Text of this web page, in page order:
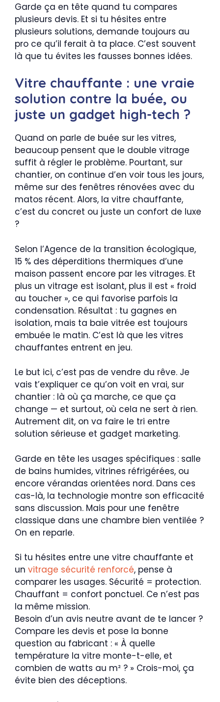
Garde ça en tête quand tu compares
plusieurs devis. Et si tu hésites entre
plusieurs solutions, demande toujours au
pro ce qu’il ferait à ta place. C’est souvent
là que tu évites les fausses bonnes idées.
Vitre chauffante : une vraie
solution contre la buée, ou
juste un gadget high-tech ?
Quand on parle de buée sur les vitres,
beaucoup pensent que le double vitrage
suffit à régler le problème. Pourtant, sur
chantier, on continue d’en voir tous les jours,
même sur des fenêtres rénovées avec du
matos récent. Alors, la vitre chauffante,
c’est du concret ou juste un confort de luxe
?
Selon l’Agence de la transition écologique,
15 % des déperditions thermiques d’une
maison passent encore par les vitrages. Et
plus un vitrage est isolant, plus il est « froid
au toucher », ce qui favorise parfois la
condensation. Résultat : tu gagnes en
isolation, mais ta baie vitrée est toujours
embuée le matin. C’est là que les vitres
chauffantes entrent en jeu.
Le but ici, c’est pas de vendre du rêve. Je
vais t’expliquer ce qu’on voit en vrai, sur
chantier : là où ça marche, ce que ça
change — et surtout, où cela ne sert à rien.
Autrement dit, on va faire le tri entre
solution sérieuse et gadget marketing.
Garde en tête les usages spécifiques : salle
de bains humides, vitrines réfrigérées, ou
encore vérandas orientées nord. Dans ces
cas-là, la technologie montre son efficacité
sans discussion. Mais pour une fenêtre
classique dans une chambre bien ventilée ?
On en reparle.
Si tu hésites entre une vitre chauffante et
un vitrage sécurité renforcé, pense à
comparer les usages. Sécurité = protection.
Chauffant = confort ponctuel. Ce n’est pas
la même mission.
Besoin d’un avis neutre avant de te lancer ?
Compare les devis et pose la bonne
question au fabricant : « À quelle
température la vitre monte-t-elle, et
combien de watts au m² ? » Crois-moi, ça
évite bien des déceptions.